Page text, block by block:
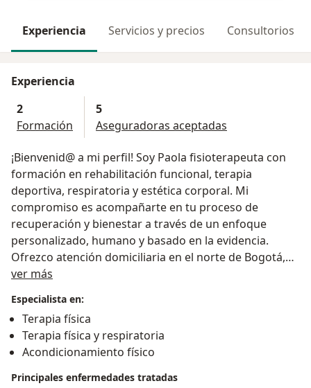
Experiencia Servicios y precios Consultorios
Experiencia
2
Formación
5
Aseguradoras aceptadas
¡Bienvenid@ a mi perfil! Soy Paola fisioterapeuta con
formación en rehabilitación funcional, terapia
deportiva, respiratoria y estética corporal. Mi
compromiso es acompañarte en tu proceso de
recuperación y bienestar a través de un enfoque
personalizado, humano y basado en la evidencia.
Ofrezco atención domiciliaria en el norte de Bogotá,
brindando comodidad, calidad y confianza en cada
recuperar tu calidad de vida.
ver más
Especialista en:
Terapia física
Terapia física y respiratoria
Acondicionamiento físico
Principales enfermedades tratadas